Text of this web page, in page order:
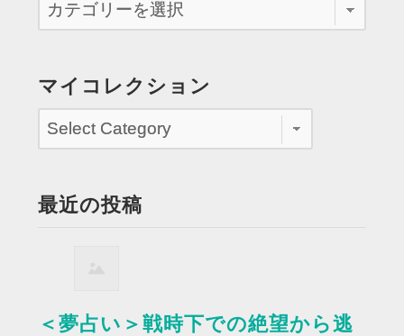
マイコレクション
最近の投稿
＜夢占い＞戦時下での絶望から逃